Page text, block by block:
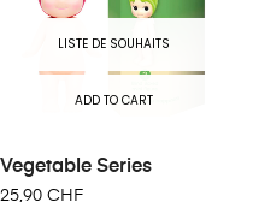
LISTE DE SOUHAITS
ADD TO CART
Vegetable Series
25,90 CHF